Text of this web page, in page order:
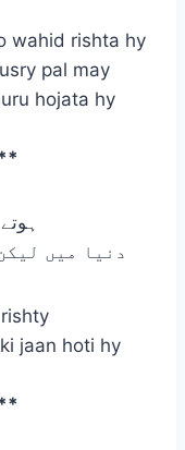
wahid rishta hy
pal may
hojata hy
دنیا میں
jaan hoti hy